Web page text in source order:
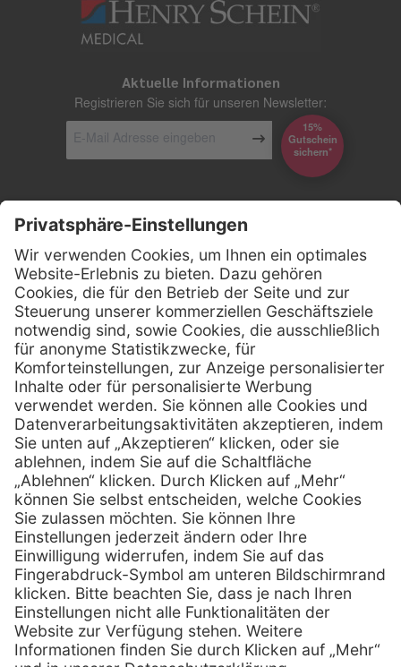
Aktuelle Informationen
Registrieren Sie sich für unseren Newsletter:
15%
Gutschein
*sichern
Kontakt
Firmensitz
Henry Schein Medical GmbH
Alt-Moabit 96 b
D-10559 Berlin
Telefon: 0800 - 888 777 6
Telefax: 0800 - 888 777 8
E-Mail: info @ henryschein-med.de
Services
Fernwartung
Vorteile
Eigenmarke
Leasing
Techn. Service
Kataloge
Hilfe
FAQs
Kontakt
Lob & Kritik
Außendienst
Retoure
E-Rechnung
Zertifikat Rechtliches